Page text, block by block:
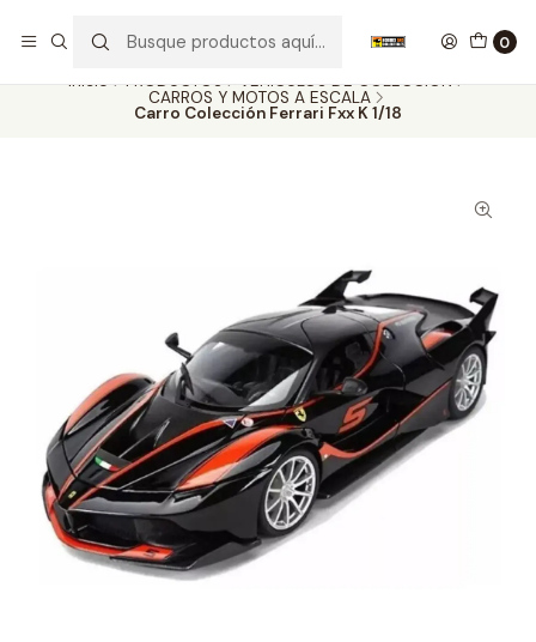
0
Inicio PRODUCTOS
VEHÍCULOS DE COLECCIÓN
CARROS Y MOTOS A ESCALA
Carro Colección Ferrari Fxx K 1/18